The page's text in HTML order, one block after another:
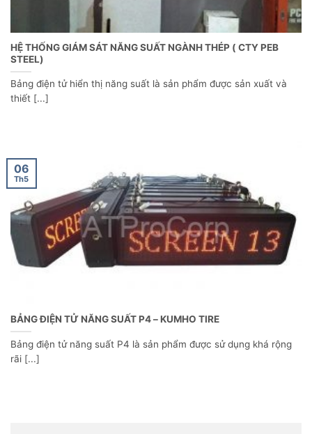
HỆ THỐNG GIÁM SÁT NĂNG SUẤT NGÀNH THÉP ( CTY PEB
STEEL)
Bảng điện tử hiển thị năng suất là sản phẩm được sản xuất và
thiết [...]
BẢNG ĐIỆN TỬ NĂNG SUẤT P4 – KUMHO TIRE
Bảng điện tử năng suất P4 là sản phẩm được sử dụng khá rộng
rãi [...]
06
Th5